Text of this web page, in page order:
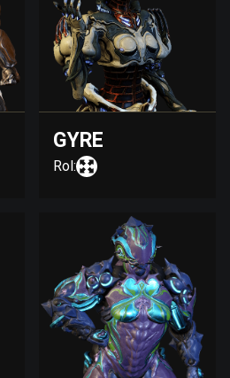
GYRE
Rol: